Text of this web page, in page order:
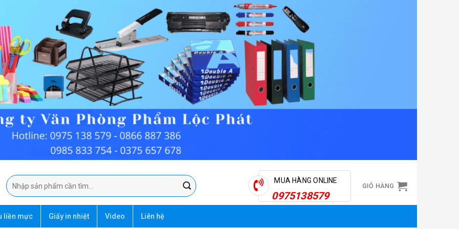
Tìm
kiếm:
MUA HÀNG ONLINE
0975138579
GIỎ HÀNG
liền mực Giấy in nhiệt Video Liên hệ